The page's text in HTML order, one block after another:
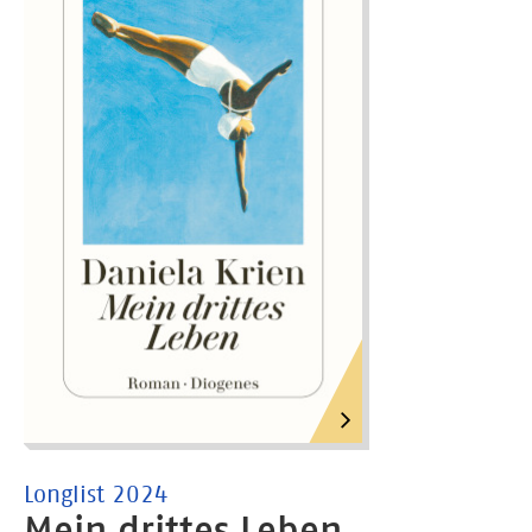
Longlist 2024